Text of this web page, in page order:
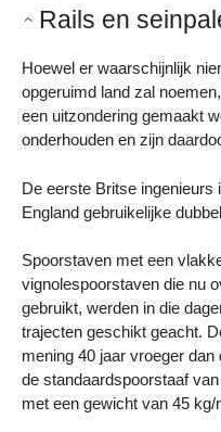
Rails en
Hoewel er waarschijnlijk
opgeruimd land zal
een uitzondering gemaakt
onderhouden en zijn
De eerste Britse ingenieurs
England gebruikelijke
Spoorstaven met een
vignolespoorstaven die nu
gebruikt, werden in die
trajecten geschikt geacht.
mening 40 jaar vroeger
de standaardspoorstaaf
met een gewicht van 45 kg/